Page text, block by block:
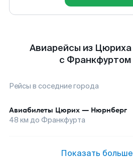
Авиарейсы из
с Франкфуртом
Рейсы в соседние города
Авиабилеты Цюрих — Нюрнберг
48 км до Франкфурта
Показать